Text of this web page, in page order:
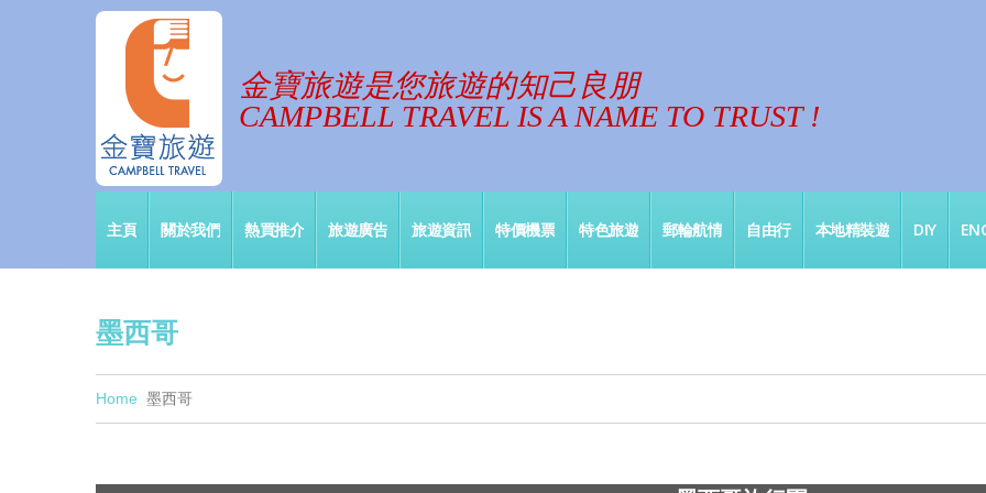
金寶旅遊是您旅遊的知己良朋
CAMPBELL TRAVEL IS A NAME TO TRUST !
主頁 關於我們 熱買推介 旅遊廣告 旅遊資訊 特價機票 特色旅遊 郵輪航情 自由行 本地精裝遊 DIY
墨西哥
Home 墨西哥